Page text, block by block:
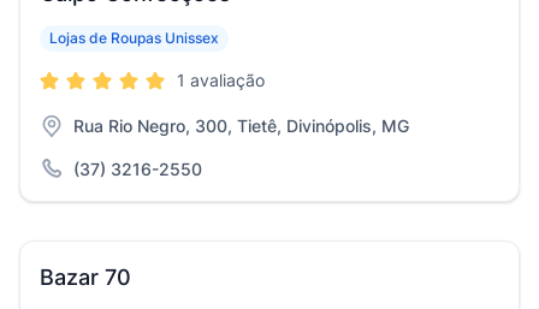
Lojas de Roupas Unissex
1 avaliação
Rua Rio Negro, 300, Tietê, Divinópolis, MG
(37) 3216-2550
Bazar 70